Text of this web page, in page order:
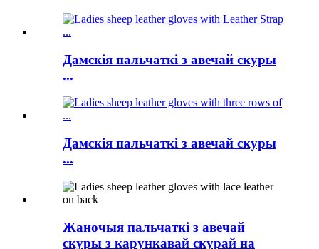
Дамскія пальчаткі з авечай скуры
...
Дамскія пальчаткі з авечай скуры
...
Жаночыя пальчаткі з авечай
скуры з карункавай скурай на